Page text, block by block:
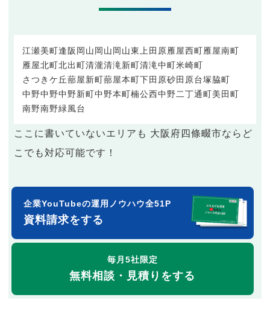
江瀬美町逢阪 岡山岡山岡山東 上田原雁屋西町雁屋南町
雁屋北町北出町清瀧清滝新町清滝中町米崎町
さつきケ丘蔀屋新町蔀屋本町下田原砂田原台塚脇町
中野中野中野新町中野本町楠公西中野二丁通町美田町
南野南野緑風台
ここに書いていないエリアも 大阪府四條畷市ならど
こでも対応可能です！
企業YouTubeの運用ノウハウ全51P
資料請求をする
毎月5社限定
無料相談・見積りをする